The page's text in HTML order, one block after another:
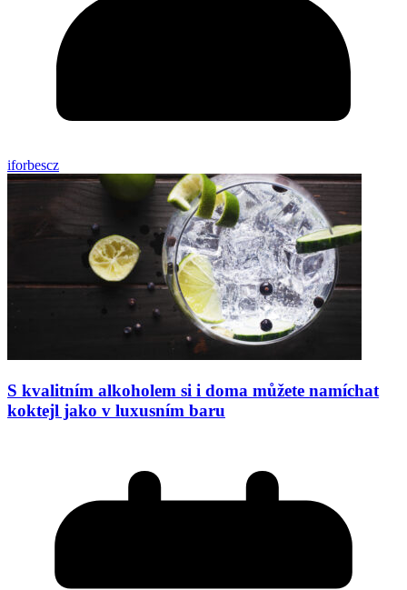
iforbescz
S kvalitním alkoholem si i doma můžete namíchat
koktejl jako v luxusním baru